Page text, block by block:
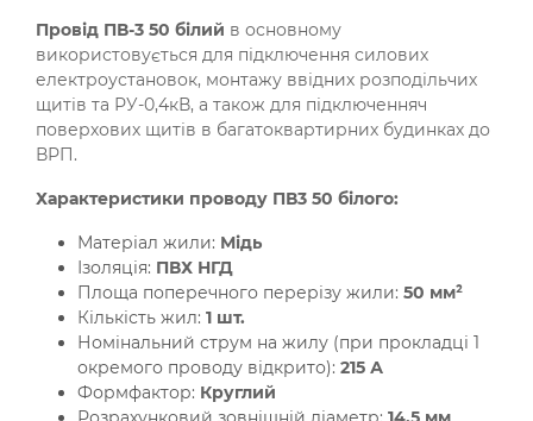
Провід ПВ-3 50 білий в основному
використовується для підключення силових
електроустановок, монтажу ввідних розподільчих
щитів та РУ-0,4кВ, а також для підключенняч
поверхових щитів в багатоквартирних будинках до
ВРП.
Характеристики проводу ПВ3 50 білого:
Матеріал жили: Мідь
Ізоляція: ПВХ НГД
Площа поперечного перерізу жили: 50 мм²
Кількість жил: 1 шт.
Номінальний струм на жилу (при прокладці 1
окремого проводу відкрито): 215 А
Формфактор: Круглий